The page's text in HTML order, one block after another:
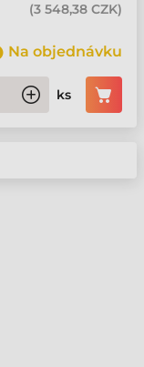
(3 548,38 CZK)
Na objednávku
ks